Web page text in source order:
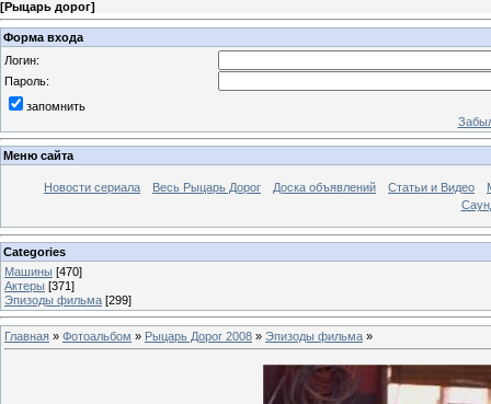
[Рыцарь дорог]
Форма входа
Логин:
Пароль:
запомнить
Меню сайта
Новости сериала Весь Рыцарь Дорог Доска объявлений Статьи и Видео
Categories
Машины [470]
Актеры [371]
Эпизоды фильма [299]
Главная » Фотоальбом » Рыцарь Дорог 2008 » Эпизоды фильма »